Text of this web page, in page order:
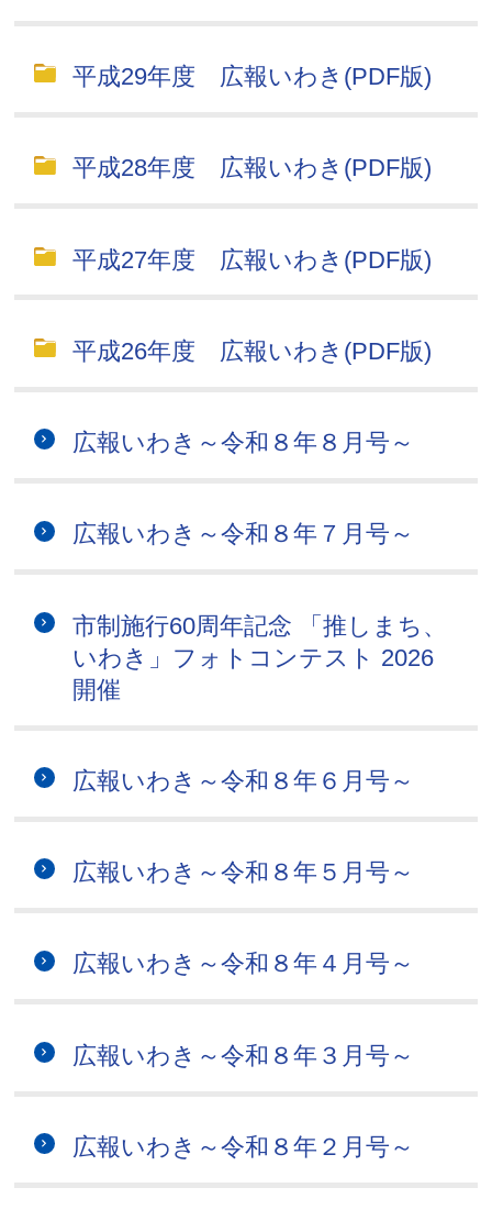
平成29年度 広報いわき(PDF版)
平成28年度 広報いわき(PDF版)
平成27年度 広報いわき(PDF版)
平成26年度 広報いわき(PDF版)
広報いわき～令和８年８月号～
広報いわき～令和８年７月号～
市制施行60周年記念 「推しまち、
いわき」フォトコンテスト 2026
開催
広報いわき～令和８年６月号～
広報いわき～令和８年５月号～
広報いわき～令和８年４月号～
広報いわき～令和８年３月号～
広報いわき～令和８年２月号～